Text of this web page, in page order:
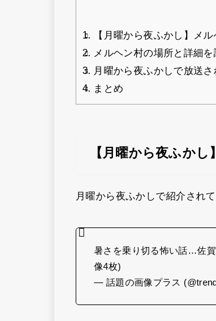
1.
【月曜から夜ふかし】メ
2. メルヘン村の場所と詳細を
3. 月曜から夜ふかしで放送
4. まとめ
【月曜から夜ふか
月曜から夜ふかしで紹介され
暑さを乗り切る怖い話…佐
像4枚)
— 話題の画像プラス